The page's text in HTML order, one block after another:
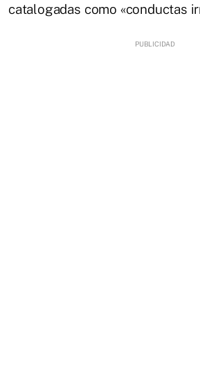
catalogadas como «conductas